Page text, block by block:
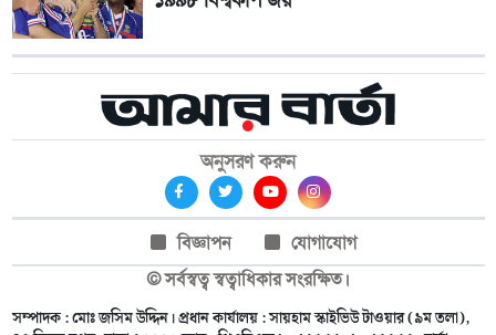
অনুসরণ করুন
বিজ্ঞাপন
যোগাযোগ
© সর্বস্বত্ব স্বত্বাধিকার সংরক্ষিত।
সম্পাদক : মোঃ জসিম উদ্দিন। প্রধান কার্যালয় : সায়হাম স্কাইভিউ টাওয়ার (৯ম তলা),